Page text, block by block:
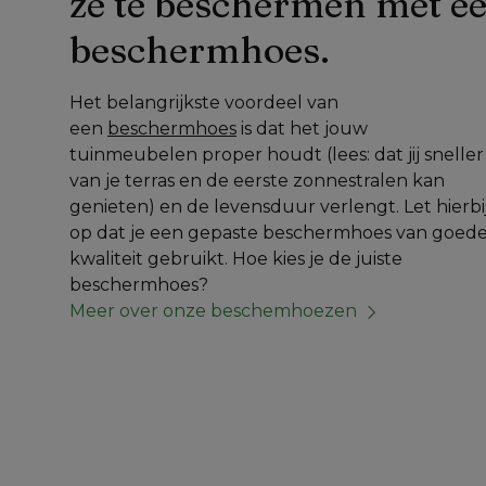
beschermhoes.
Het belangrijkste voordeel van
een beschermhoes is dat het jouw
tuinmeubelen proper houdt (lees: dat jij sneller
van je terras en de eerste zonnestralen kan
genieten) en de levensduur verlengt. Let
op dat je een gepaste beschermhoes van
kwaliteit gebruikt. Hoe kies je de juiste
beschermhoes?
Meer over onze beschemhoezen